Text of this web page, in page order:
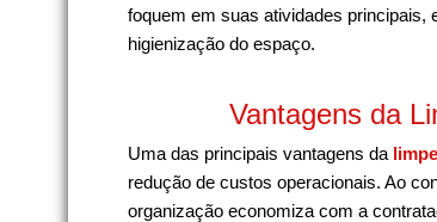
foquem em suas atividades principais,
higienização do espaço.
Vantagens da
Uma das principais vantagens da
redução de custos operacionais. Ao
organização economiza com a